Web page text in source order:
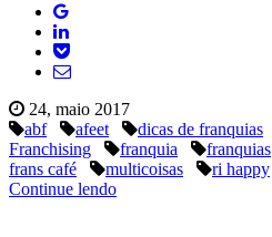
24, maio 2017
abf
afeet dicas de franquias
Franchising
franquia franquias
frans café
multicoisas
ri happy
Continue lendo